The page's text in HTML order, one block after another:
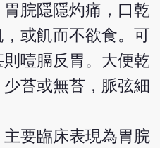
脘隱隱灼痛，口乾
或飢而不欲食。可
噎膈反胃。大便乾
苔或無苔，脈弦細
要臨床表現為胃脘